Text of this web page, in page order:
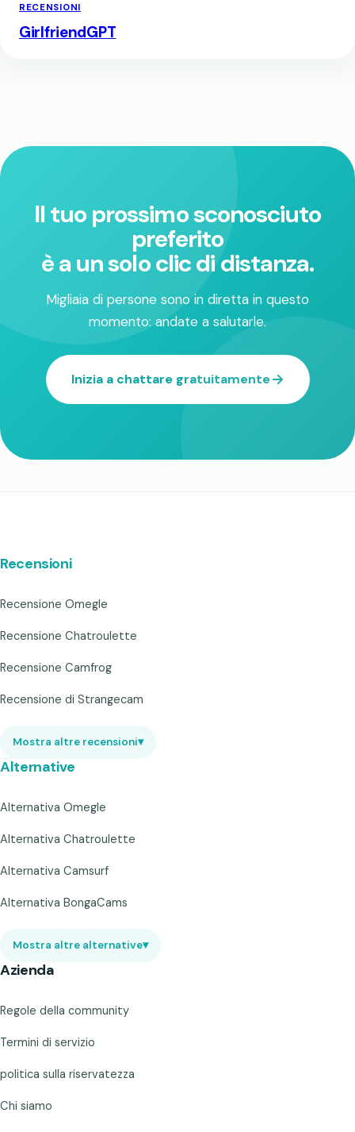
RECENSIONI
GirlfriendGPT
Il tuo prossimo sconosciuto
preferito
è a un solo clic di distanza.
Migliaia di persone sono in diretta in questo
momento: andate a salutarle.
Inizia a chattare gratuitamente
Recensioni
Recensione Omegle
Recensione Chatroulette
Recensione Camfrog
Recensione di Strangecam
Mostra altre recensioni▾
Alternative
Alternativa Omegle
Alternativa Chatroulette
Alternativa Camsurf
Alternativa BongaCams
Mostra altre alternative▾
Azienda
Regole della community
Termini di servizio
politica sulla riservatezza
Chi siamo